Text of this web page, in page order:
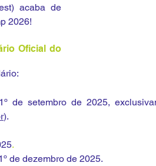
acaba de
2026!
Oficial do
de setembro de 2025,
).
.
de dezembro de 2025.